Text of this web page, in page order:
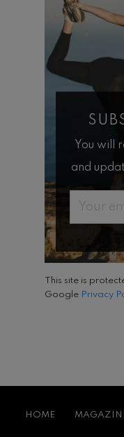
You will
and
Email
This site is
Google Privacy
HOME